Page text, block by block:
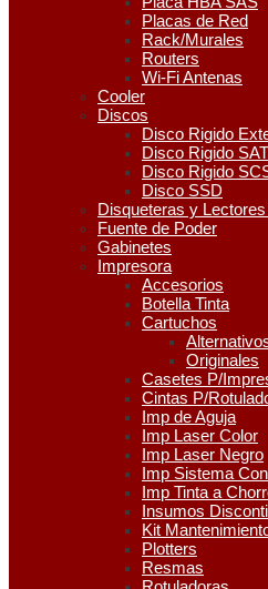
Placas de Red
Rack/Murales
Routers
Wi-Fi Antenas
Cooler
Discos
Disco Rigido
Disco Rigido
Disco Rigido
Disco SSD
Disqueteras y
Fuente de Poder
Gabinetes
Impresora
Accesorios
Botella Tinta
Cartuchos
Originales
Casetes P/
Cintas P/
Imp de Aguja
Imp Laser Color
Imp Laser Negro
Imp Sistema
Imp Tinta a
Insumos
Kit
Plotters
Resmas